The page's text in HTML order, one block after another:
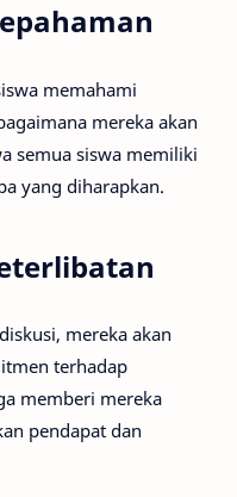
memahami
mereka akan
semua siswa memiliki
yang diharapkan.
mereka akan
terhadap
memberi mereka
pendapat dan